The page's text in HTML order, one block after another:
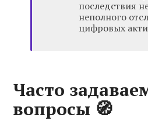
последствия
неполного
цифровых
Часто
вопросы 🧭